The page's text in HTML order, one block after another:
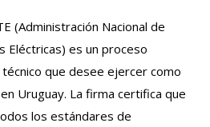
(Administración Nacional de
Eléctricas) es un proceso
que desee ejercer como
Uruguay. La firma certifica que
los estándares de